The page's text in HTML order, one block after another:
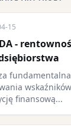
15
-
fundamentalna
finansową...